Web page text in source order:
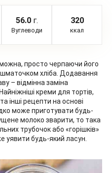
56.0г.
Вуглеводи
320
ккал
просто черпаючи його
шматочком хліба. Додавання
– відмінна заміна
креми для тортів,
інші рецепти на основі
може приготувати будь-
молоко зварити, то така
трубочок або «горішків»
уявити будь-який ласун.